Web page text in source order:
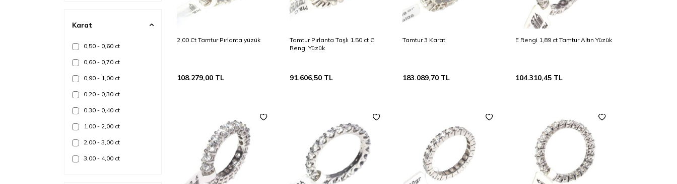
Karat
0,50 - 0,60 ct
0,60 - 0,70 ct
0,90 - 1,00 ct
0.20 - 0,30 ct
0.30 - 0,40 ct
1,00 - 2,00 ct
2,00 - 3,00 ct
3,00 - 4,00 ct
2,00 Ct Tamtur Pırlanta yüzük
108.279,00 TL
Tamtur Pırlanta Taşlı 1.50 ct G
Rengi Yüzük
91.606,50 TL
Tamtur 3 Karat
183.089,70 TL
E Rengi 1,89 ct Tamtur Altın Yüzük
104.310,45 TL